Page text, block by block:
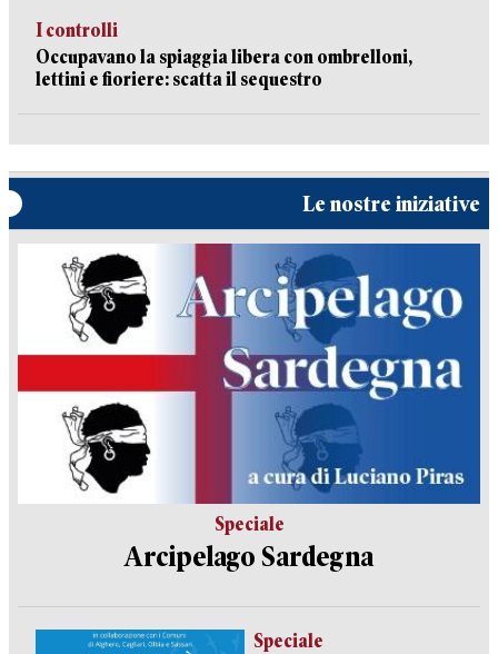
I controlli
Occupavano la spiaggia libera con ombrelloni,
lettini e fioriere: scatta il sequestro
Le nostre iniziative
Speciale
Arcipelago Sardegna
Speciale